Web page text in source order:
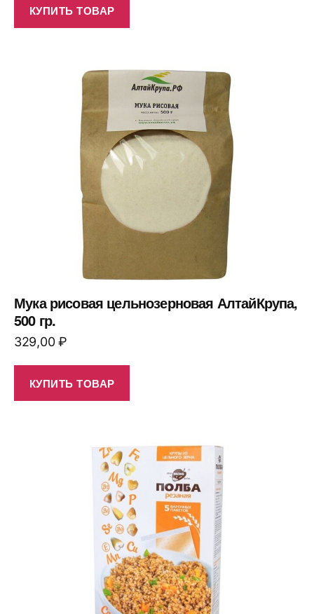
КУПИТЬ ТОВАР
Мука рисовая цельнозерновая АлтайКрупа,
500 гр.
329,00₽
КУПИТЬ ТОВАР